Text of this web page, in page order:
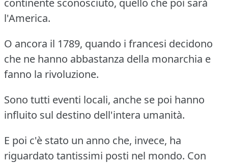
l'America.
O ancora il 1789, quando i francesi decidono
che ne hanno abbastanza della monarchia e
fanno la rivoluzione.
Sono tutti eventi locali, anche se poi hanno
influito sul destino dell'intera umanità.
E poi c'è stato un anno che, invece, ha
riguardato tantissimi posti nel mondo. Con